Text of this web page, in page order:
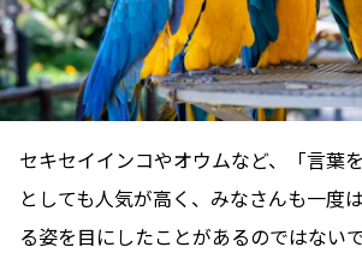
セキセイインコやオウムなど、「言葉
としても人気が高く、みなさんも一度
る姿を目にしたことがあるのではない